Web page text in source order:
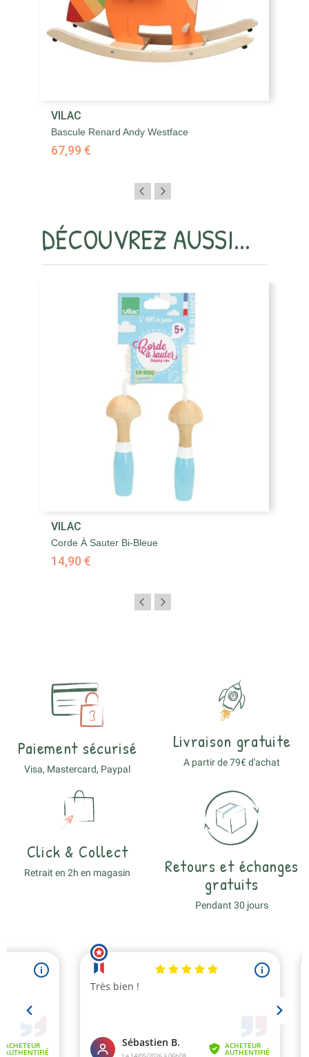
VILAC
Bascule Renard Andy Westface
67,99 €
DÉCOUVREZ AUSSI...
VILAC
Corde À Sauter Bi-Bleue
14,90 €
Paiement sécurisé
Visa, Mastercard, Paypal
Livraison gratuite
A partir de 79€ d'achat
Click & Collect
Retrait en 2h en magasin
Retours et échanges
gratuits
Pendant 30 jours